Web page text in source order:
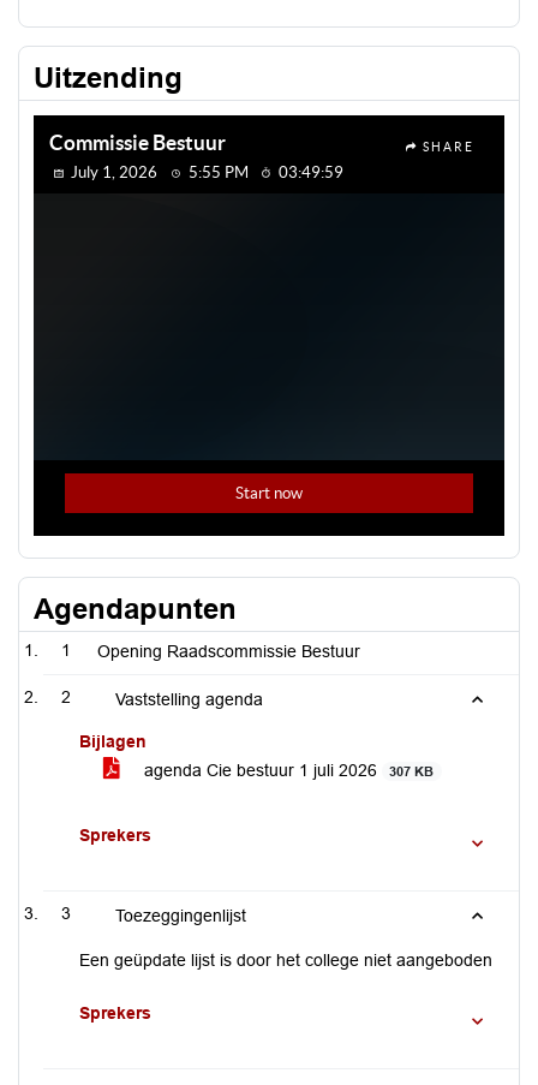
Uitzending
Agendapunten
1 Opening Raadscommissie Bestuur
2 Vaststelling agenda
Bijlagen
agenda Cie bestuur 1 juli 2026
307 KB
Sprekers
3 Toezeggingenlijst
Een geüpdate lijst is door het college niet aangeboden
Sprekers